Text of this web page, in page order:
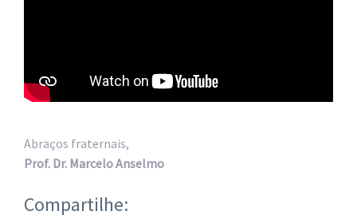
Abraços fraternais,
Prof. Dr. Marcelo Anselmo
Compartilhe: